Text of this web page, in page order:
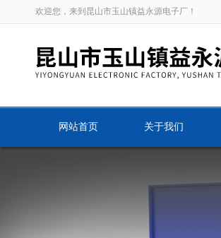
欢迎您，来到昆山市玉山镇益永源电子厂！
网站首页 关于我们